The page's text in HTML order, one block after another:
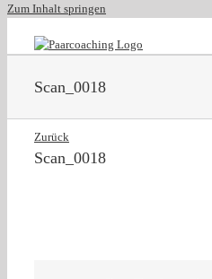
Zum Inhalt springen
Scan_0018
Zurück
Scan_0018